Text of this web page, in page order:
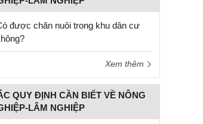
được chăn nuôi trong khu dân cư
Xem thêm
QUY ĐỊNH CẦN BIẾT VỀ NÔNG
LÂM NGHIỆP